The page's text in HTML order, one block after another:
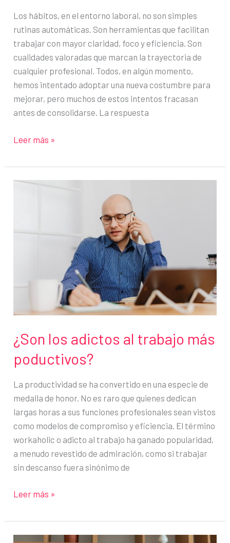
Los hábitos, en el entorno laboral, no son simples
rutinas automáticas. Son herramientas que facilitan
trabajar con mayor claridad, foco y eficiencia. Son
cualidades valoradas que marcan la trayectoria de
cualquier profesional. Todos, en algún momento,
hemos intentado adoptar una nueva costumbre para
mejorar, pero muchos de estos intentos fracasan
antes de consolidarse. La respuesta
Cómo
un
hábito
mantenga
Leer más »
¿Son los adictos al trabajo más
poductivos?
La productividad se ha convertido en una especie de
medalla de honor. No es raro que quienes dedican
largas horas a sus funciones profesionales sean vistos
como modelos de compromiso y eficiencia. El término
workaholic o adicto al trabajo ha ganado popularidad,
a menudo revestido de admiración, como si trabajar
sin descanso fuera sinónimo de
¿Son
adictos
al
Leer más »